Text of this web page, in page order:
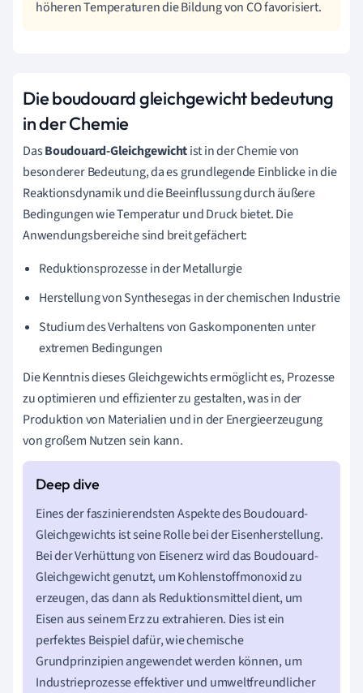
höheren Temperaturen die Bildung von CO favorisiert.
Die boudouard gleichgewicht bedeutung
in der Chemie
DasBoudouard-Gleichgewichtist in der Chemie von
besonderer Bedeutung, da es grundlegende Einblicke in die
Reaktionsdynamik und die Beeinflussung durch äußere
Bedingungen wie Temperatur und Druck bietet. Die
Anwendungsbereiche sind breit gefächert:
Reduktionsprozesse in der Metallurgie
Herstellung von Synthesegas in der chemischen Industrie
Studium des Verhaltens von Gaskomponenten unter
extremen Bedingungen
Die Kenntnis dieses Gleichgewichts ermöglicht es, Prozesse
zu optimieren und effizienter zu gestalten, was in der
Produktion von Materialien und in der Energieerzeugung
von großem Nutzen sein kann.
Eines der faszinierendsten Aspekte des Boudouard-
Gleichgewichts ist seine Rolle bei der Eisenherstellung.
Bei der Verhüttung von Eisenerz wird das Boudouard-
Gleichgewicht genutzt, um Kohlenstoffmonoxid zu
erzeugen, das dann als Reduktionsmittel dient, um
Eisen aus seinem Erz zu extrahieren. Dies ist ein
perfektes Beispiel dafür, wie chemische
Grundprinzipien angewendet werden können, um
Industrieprozesse effektiver und umweltfreundlicher